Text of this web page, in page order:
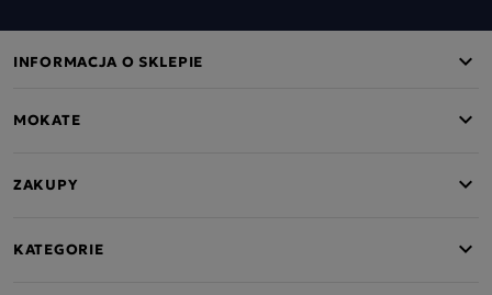
INFORMACJA O SKLEPIE
MOKATE
ZAKUPY
KATEGORIE